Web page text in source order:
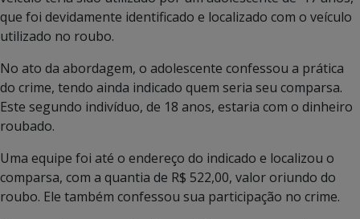
que foi devidamente identificado e localizado com o veículo
utilizado no roubo.
No ato da abordagem, o adolescente confessou a prática
do crime, tendo ainda indicado quem seria seu comparsa.
Este segundo indivíduo, de 18 anos, estaria com o dinheiro
roubado.
Uma equipe foi até o endereço do indicado e localizou o
comparsa, com a quantia de R$ 522,00, valor oriundo do
roubo. Ele também confessou sua participação no crime.